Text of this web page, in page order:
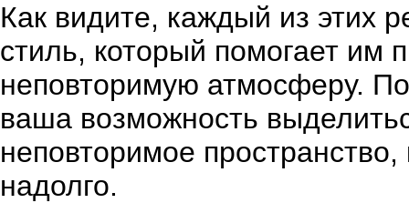
Как видите, каждый из этих
стиль, который помогает им
неповторимую атмосферу.
ваша возможность
неповторимое
надолго.